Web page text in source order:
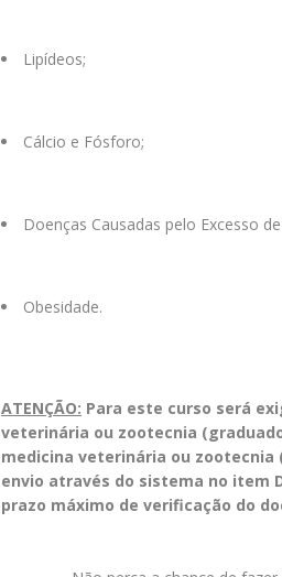
Lipídeos;
Cálcio e Fósforo;
Doenças Causadas pelo Excesso
Obesidade.
ATENÇÃO: Para este curso será
veterinária ou zootecnia
medicina veterinária ou zootecnia
envio através do sistema no item
prazo máximo de verificação do